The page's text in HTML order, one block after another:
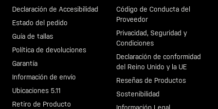
Declaración de Accesibilidad
Estado del pedido
Guía de tallas
Política de devoluciones
Garantía
Información de envío
Ubicaciones 5.11
Retiro de Producto
Código de Conducta del
Proveedor
Privacidad, Seguridad y
Condiciones
Declaración de conformidad
del Reino Unido y la UE
Reseñas de Productos
Sostenibilidad